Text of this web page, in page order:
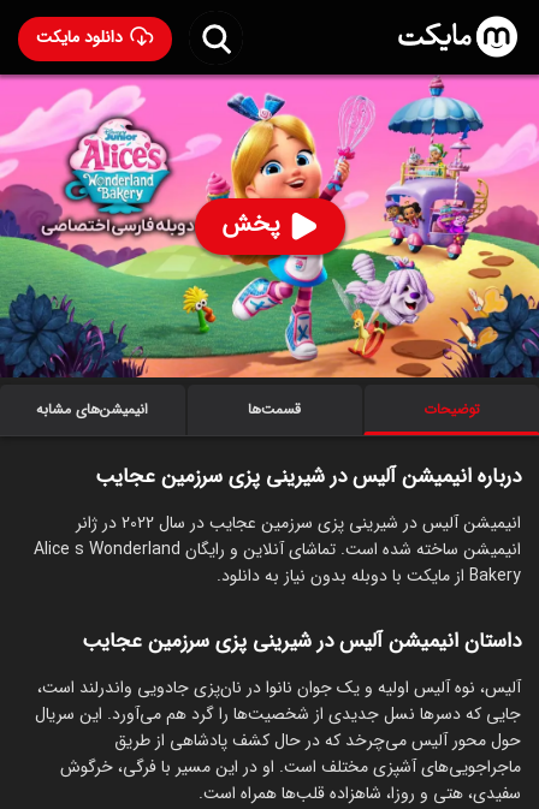
دانلود مایکت
پخش
انیمیشن آلیس در شیرینی پزی سرزمین عجایب با دوبله فارسی
- Alice's Wonderland Bakery 2022
۱,۴۸۴ 85% ۶.۲
ساخت آمریکا سال 2022
رده سنی ۳+
سریال
انیمیشن اکشن ماجراجویی کمدی
خانوادگی
علمی‌تخیلی
توضیحات قسمت‌ها انیمیشن‌های مشابه
درباره انیمیشن آلیس در شیرینی پزی سرزمین عجایب
انیمیشن آلیس در شیرینی پزی سرزمین عجایب در سال 2022 در ژانر
انیمیشن ساخته شده است. تماشای آنلاین و رایگان Alice s Wonderland
Bakery از مایکت با دوبله بدون نیاز به دانلود.
داستان انیمیشن آلیس در شیرینی پزی سرزمین عجایب
آلیس، نوه آلیس اولیه و یک جوان نانوا در نان‌پزی جادویی واندرلند است،
جایی که دسرها نسل جدیدی از شخصیت‌ها را گرد هم می‌آورد. این سریال
حول محور آلیس می‌چرخد که در حال کشف پادشاهی از طریق
ماجراجویی‌های آشپزی مختلف است. او در این مسیر با فرگی، خرگوش
سفیدی، هتی و روزا، شاهزاده قلب‌ها همراه است.